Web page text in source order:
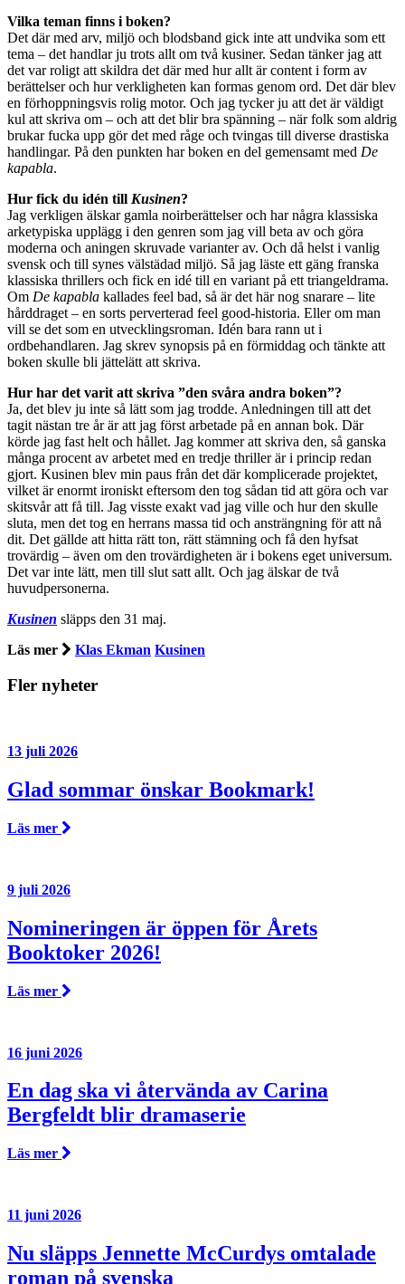
Vilka teman finns i boken?
Det där med arv, miljö och blodsband gick inte att undvika som ett
tema – det handlar ju trots allt om två kusiner. Sedan tänker jag att
det var roligt att skildra det där med hur allt är content i form av
berättelser och hur verkligheten kan formas genom ord. Det där blev
en förhoppningsvis rolig motor. Och jag tycker ju att det är väldigt
kul att skriva om – och att det blir bra spänning – när folk som aldrig
brukar fucka upp gör det med råge och tvingas till diverse drastiska
handlingar. På den punkten har boken en del gemensamt med De
kapabla.
Hur fick du idén till Kusinen?
Jag verkligen älskar gamla noirberättelser och har några klassiska
arketypiska upplägg i den genren som jag vill beta av och göra
moderna och aningen skruvade varianter av. Och då helst i vanlig
svensk och till synes välstädad miljö. Så jag läste ett gäng franska
klassiska thrillers och fick en idé till en variant på ett triangeldrama.
Om De kapabla kallades feel bad, så är det här nog snarare – lite
hårddraget – en sorts perverterad feel good-historia. Eller om man
vill se det som en utvecklingsroman. Idén bara rann ut i
ordbehandlaren. Jag skrev synopsis på en förmiddag och tänkte att
boken skulle bli jättelätt att skriva.
Hur har det varit att skriva ”den svåra andra boken”?
Ja, det blev ju inte så lätt som jag trodde. Anledningen till att det
tagit nästan tre år är att jag först arbetade på en annan bok. Där
körde jag fast helt och hållet. Jag kommer att skriva den, så ganska
många procent av arbetet med en tredje thriller är i princip redan
gjort. Kusinen blev min paus från det där komplicerade projektet,
vilket är enormt ironiskt eftersom den tog sådan tid att göra och var
skitsvår att få till. Jag visste exakt vad jag ville och hur den skulle
sluta, men det tog en herrans massa tid och ansträngning för att nå
dit. Det gällde att hitta rätt ton, rätt stämning och få den hyfsat
trovärdig – även om den trovärdigheten är i bokens eget universum.
Det var inte lätt, men till slut satt allt. Och jag älskar de två
huvudpersonerna.
Kusinen släpps den 31 maj.
Läs mer
Klas Ekman Kusinen
Fler nyheter
13 juli 2026
Glad sommar önskar Bookmark!
Läs mer
9 juli 2026
Nomineringen är öppen för Årets
Booktoker 2026!
Läs mer
16 juni 2026
En dag ska vi återvända av Carina
Bergfeldt blir dramaserie
Läs mer
11 juni 2026
Nu släpps Jennette McCurdys omtalade
roman på svenska